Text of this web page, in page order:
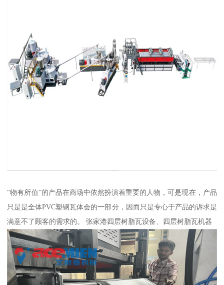
“物有所值”的产品在商场中依然扮演着重要的人物，可是现在，产品
只是是全体PVC塑钢瓦体会的一部分，因而只是专心于产品的诉求是
满意不了顾客的需求的。 张家港四层树脂瓦设备、四层树脂瓦机器